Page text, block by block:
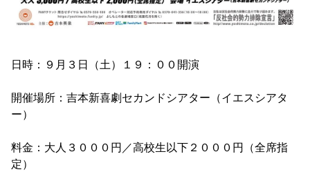
日時：９月３日（土）１９：００開演
開催場所：吉本新喜劇セカンドシアター（イエスシアタ
ー）
料金：大人３０００円／高校生以下２０００円（全席指
定）